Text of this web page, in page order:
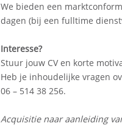
We bieden een
dagen (bij een fulltime
Interesse?
Stuur jouw CV en korte
Heb je inhoudelijke vragen
06 – 514 38 256.
Acquisitie naar aanleiding